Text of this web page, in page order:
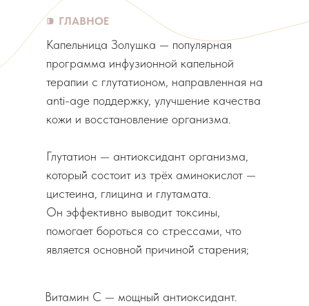
Витамин С — мощный̆ антиоксидант.
Капельница Золушка — популярная
программа инфузионной капельной
терапии с глутатионом, направленная на
anti-age поддержку, улучшение качества
кожи и восстановление организма.
Глутатион — антиоксидант организма,
который̆ состоит из трёх аминокислот —
цистеина, глицина и глутамата.
Он эффективно выводит токсины,
помогает бороться со стрессами, что
является основной̆ причиной̆ старения;
ГЛАВНОЕ
⁍